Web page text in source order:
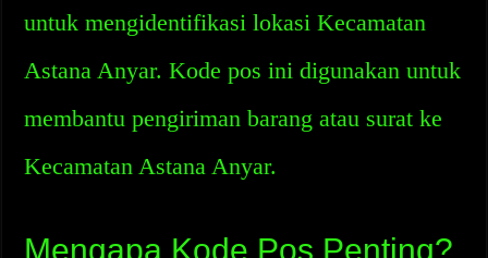
untuk mengidentifikasi lokasi Kecamatan
Astana Anyar. Kode pos ini digunakan untuk
membantu pengiriman barang atau surat ke
Kecamatan Astana Anyar.
Mengapa Kode Pos Penting?